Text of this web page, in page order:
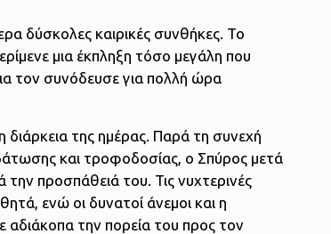
δύσκολες καιρικές συνθήκες. Το
μια έκπληξη τόσο μεγάλη που
τον συνόδευσε για πολλή ώρα
της ημέρας. Παρά τη συνεχή
και τροφοδοσίας, ο Σπύρος μετά
προσπάθειά του. Τις νυχτερινές
ενώ οι δυνατοί άνεμοι και η
αδιάκοπα την πορεία του προς τον